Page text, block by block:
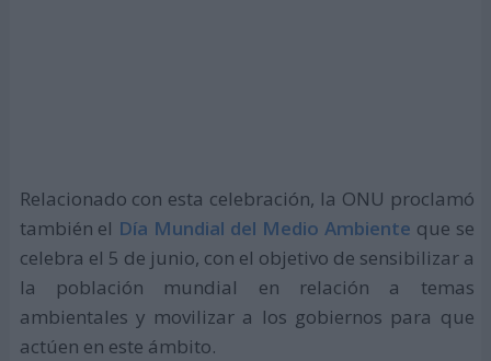
Relacionado con esta celebración, la ONU proclamó
también el Día Mundial del Medio Ambiente que se
celebra el 5 de junio, con el objetivo de sensibilizar a
la población mundial en relación a temas
ambientales y movilizar a los gobiernos para que
actúen en este ámbito.